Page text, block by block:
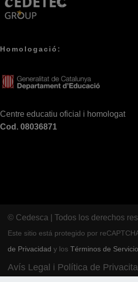
Homologació:
Centre educatiu oficial i homologat
Cod. 08036871
© Cedesca | Todos los derechos
Este sitio está protegido por
de Privacidad y los Términos de Servicio
Avís Legal i Política de